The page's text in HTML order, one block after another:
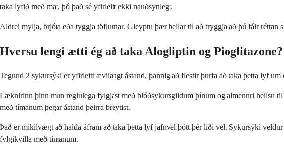
taka lyfið með mat, þó það sé yfirleitt ekki nauðsynlegt.
Aldrei mylja, brjóta eða tyggja töflurnar. Gleyptu þær heilar til að tryggja að þú fáir
Hversu lengi ætti ég að taka Alogliptin og Pioglitazone?
Tegund 2 sykursýki er yfirleitt ævilangt ástand, þannig að flestir þurfa að taka þetta lyf
Læknirinn þinn mun reglulega fylgjast með blóðsykursgildum þínum og almennri heilsu
með tímanum þegar ástand þeirra breytist.
Það er mikilvægt að halda áfram að taka þetta lyf jafnvel þótt þér líði vel. Sykursýki
fylgikvilla með tímanum.